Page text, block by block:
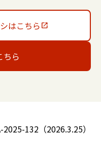
はこちら
ちら
2025-132（2026.3.25）